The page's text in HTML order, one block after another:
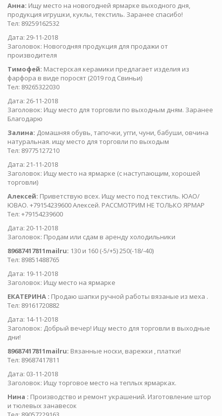
Анна: Ищу место на новогодней ярмарке выходного дня,
продукция игрушки, куклы, текстиль. Заранее спасибо!
Тел: 89259162532
Дата: 29-11-2018
Заголовок: Новогодняя продукция для продажи от
производителя
Тимофей: Мастерская керамики предлагает изделия из
фарфора в виде поросят (2019 год Свиньи)
Тел: 89265322030
Дата: 26-11-2018
Заголовок: Ищу место для торговли по выходным дням. Заранее
Благодарю
Залина: Домашняя обувь, тапочки, угги, чуни, бабуши, овчина
натуральная. ищу место для торговли по выходым
Тел: 89775127210
Дата: 21-11-2018
Заголовок: Ищу место на ярмарке (с наступающим, хорошей
торговли)
Алексей: Приветствую всех. Ищу место под текстиль. ЮАО/
ЮВАО. +79154239600 Алексей. РАССМОТРИМ НЕ ТОЛЬКО ЯРМАР
Тел: +79154239600
Дата: 20-11-2018
Заголовок: Продам или сдам в аренду холодильники
89687417811mailru: 130 и 160 (-5/+5) 250(-18/-40)
Тел: 89851488765
Дата: 19-11-2018
Заголовок: Ищу место на ярмарке
ЕКАТЕРИНА : Продаю шапки ручной работы вязаные из меха .
Тел: 89161720882
Дата: 14-11-2018
Заголовок: Добрый вечер! Ищу место для торговли в выходные
дни!
89687417811mailru: Вязанные носки, варежки , платки!
Тел: 89687417811
Дата: 03-11-2018
Заголовок: Ищу торговое место на теплых ярмарках.
Нина : Производство и ремонт украшений. Изготовление штор
и тюлевых занавесок